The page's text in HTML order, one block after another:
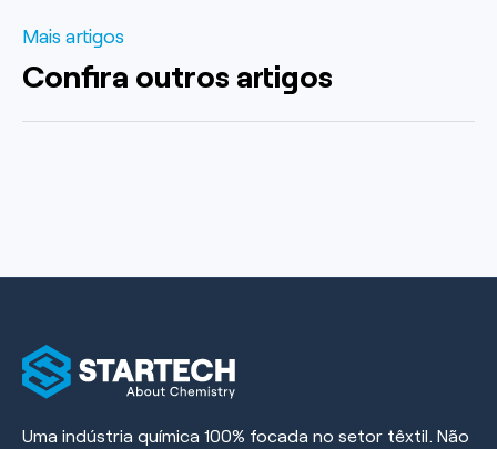
Mais artigos
Confira outros artigos
Uma indústria química 100% focada no setor têxtil. Não